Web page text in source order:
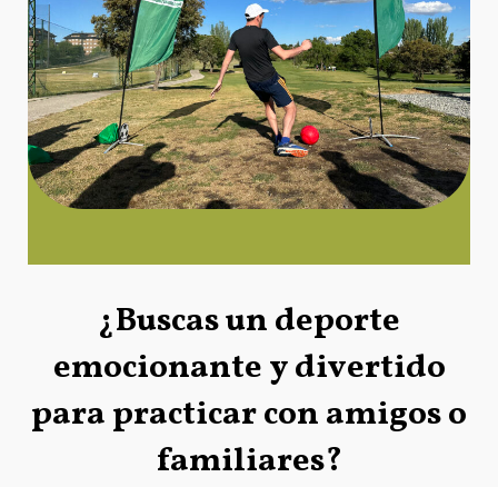
¿Buscas un deporte
emocionante y divertido
para practicar con amigos o
familiares?